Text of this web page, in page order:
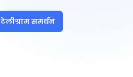
टेलीग्राम समर्थन